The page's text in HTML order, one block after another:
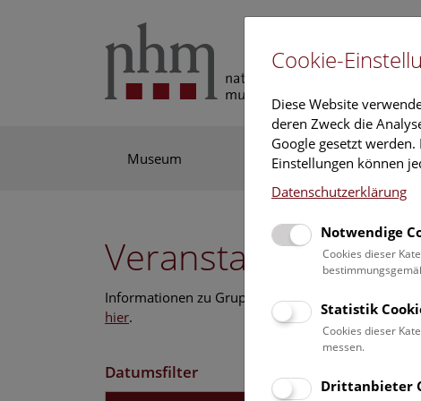
Museum Ausstellung
Informationen zu Gruppen,- Kindergarten- und
hier.
Datumsfilter
Cookie-
Diese Website
deren Zweck die
Google gesetzt
Einstellungen können
Datenschutzerklärung
Notwendige
Cookies dieser
Statistik
Cookies dieser
messen.
Drittanbieter